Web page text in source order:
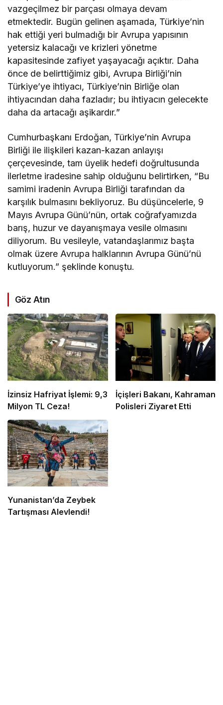
vazgeçilmez bir parçası olmaya devam
etmektedir. Bugün gelinen aşamada, Türkiye’nin
hak ettiği yeri bulmadığı bir Avrupa yapısının
yetersiz kalacağı ve krizleri yönetme
kapasitesinde zafiyet yaşayacağı açıktır. Daha
önce de belirttiğimiz gibi, Avrupa Birliği’nin
Türkiye’ye ihtiyacı, Türkiye’nin Birliğe olan
ihtiyacından daha fazladır; bu ihtiyacın gelecekte
daha da artacağı aşikardır.”
Cumhurbaşkanı Erdoğan, Türkiye’nin Avrupa
Birliği ile ilişkileri kazan-kazan anlayışı
çerçevesinde, tam üyelik hedefi doğrultusunda
ilerletme iradesine sahip olduğunu belirtirken, “Bu
samimi iradenin Avrupa Birliği tarafından da
karşılık bulmasını bekliyoruz. Bu düşüncelerle, 9
Mayıs Avrupa Günü’nün, ortak coğrafyamızda
barış, huzur ve dayanışmaya vesile olmasını
diliyorum. Bu vesileyle, vatandaşlarımız başta
olmak üzere Avrupa halklarının Avrupa Günü’nü
kutluyorum.” şeklinde konuştu.
Göz Atın
İzinsiz Hafriyat İşlemi: 9,3
Milyon TL Ceza!
İçişleri Bakanı, Kahraman
Polisleri Ziyaret Etti
Yunanistan’da Zeybek
Tartışması Alevlendi!